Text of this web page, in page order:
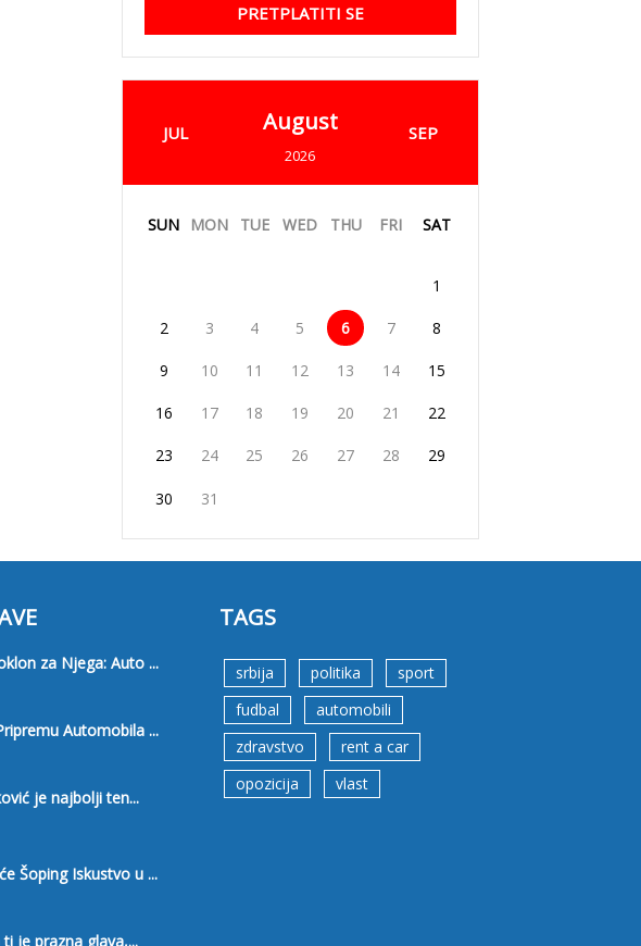
PRETPLATITI SE
JUL August
2026
SEP
SUN MON TUE WED THU FRI SAT
1
2 3 4 5 6 7 8
9 10 11 12 13 14 15
16 17 18 19 20 21 22
23 24 25 26 27 28 29
30 31
za Njega: Auto ...
Automobila ...
je najbolji ten...
Šoping Iskustvo u ...
ti je prazna glava,...
TAGS
srbija politika
sport
fudbal
automobili
zdravstvo
rent a car
opozicija
vlast